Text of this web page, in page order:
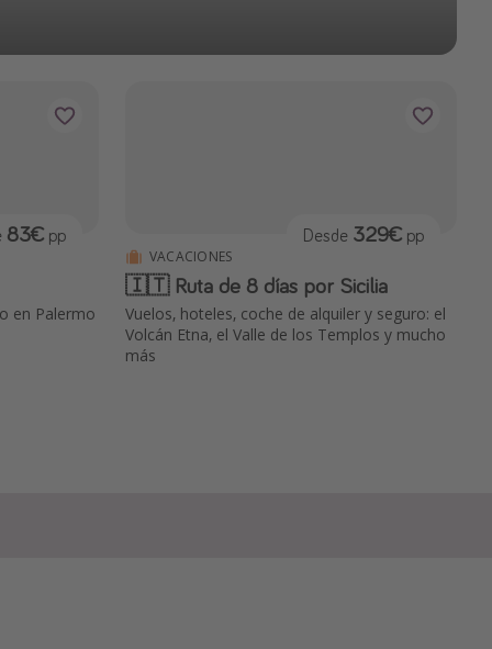
en Palermo
83€ pp
VACACIONES
🇮🇹 Ruta de 8 días por Sicilia
Vuelos, hoteles, coche de alquiler y seguro: el
Volcán Etna, el Valle de los Templos y mucho
más
Desde 329€ pp